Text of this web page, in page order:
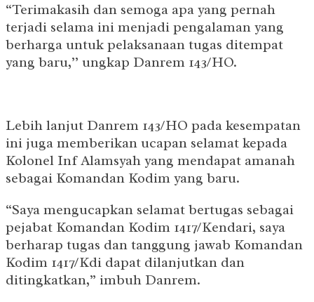
“Terimakasih dan semoga apa yang pernah
terjadi selama ini menjadi pengalaman yang
berharga untuk pelaksanaan tugas ditempat
yang baru,’’ ungkap Danrem 143/HO.
Lebih lanjut Danrem 143/HO pada kesempatan
ini juga memberikan ucapan selamat kepada
Kolonel Inf Alamsyah yang mendapat amanah
sebagai Komandan Kodim yang baru.
“Saya mengucapkan selamat bertugas sebagai
pejabat Komandan Kodim 1417/Kendari, saya
berharap tugas dan tanggung jawab Komandan
Kodim 1417/Kdi dapat dilanjutkan dan
ditingkatkan,” imbuh Danrem.